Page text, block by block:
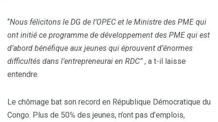
“Nous félicitons le DG de l’OPEC et le Ministre des PME qui
ont initié ce programme de développement des PME qui est
d’abord bénéfique aux jeunes qui éprouvent d’énormes
difficultés dans l’entrepreneurai en RDC” , a t-il laisse
entendre.
Le chômage bat son record en République Démocratique du
Congo. Plus de 50℅ des jeunes, n’ont pas d’emplois,